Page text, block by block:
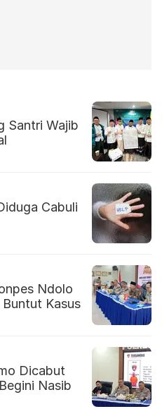
Santri Wajib
Cabuli
Ndolo
Kasus
Dicabut
Nasib